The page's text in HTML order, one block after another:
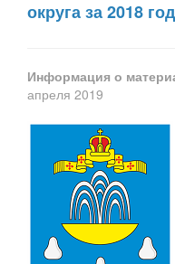
округа за 2018 год
Информация о
апреля 2019